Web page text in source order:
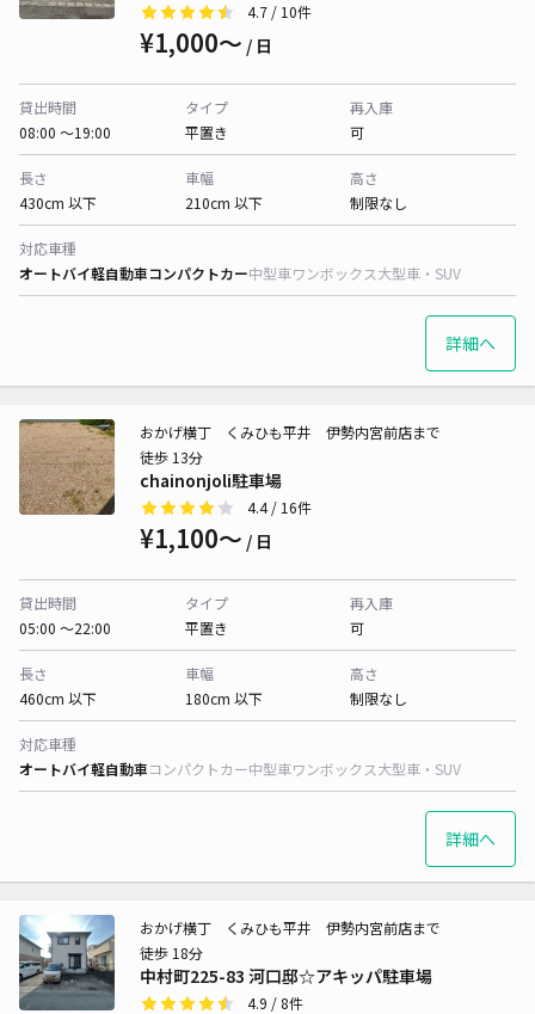
4.7 / 10件
¥1,000〜 / 日
貸出時間
08:00 〜19:00
タイプ
平置き
再入庫
可
長さ
430cm 以下
車幅
210cm 以下
高さ
制限なし
対応車種
オートバイ軽自動車コンパクトカー中型車ワンボックス大型車・SUV
詳細へ
chainonjoli駐車場
おかげ横丁 くみひも平井 伊勢内宮前店まで
徒歩 13分
4.4/ 16件
¥1,100〜 / 日
貸出時間
05:00 〜22:00
タイプ
平置き
再入庫
可
長さ
460cm 以下
車幅
180cm 以下
高さ
制限なし
対応車種
オートバイ軽自動車コンパクトカー中型車ワンボックス大型車・SUV
詳細へ
中村町225-83 河口邸☆アキッパ駐車場
おかげ横丁 くみひも平井 伊勢内宮前店まで
徒歩 18分
4.9 / 8件